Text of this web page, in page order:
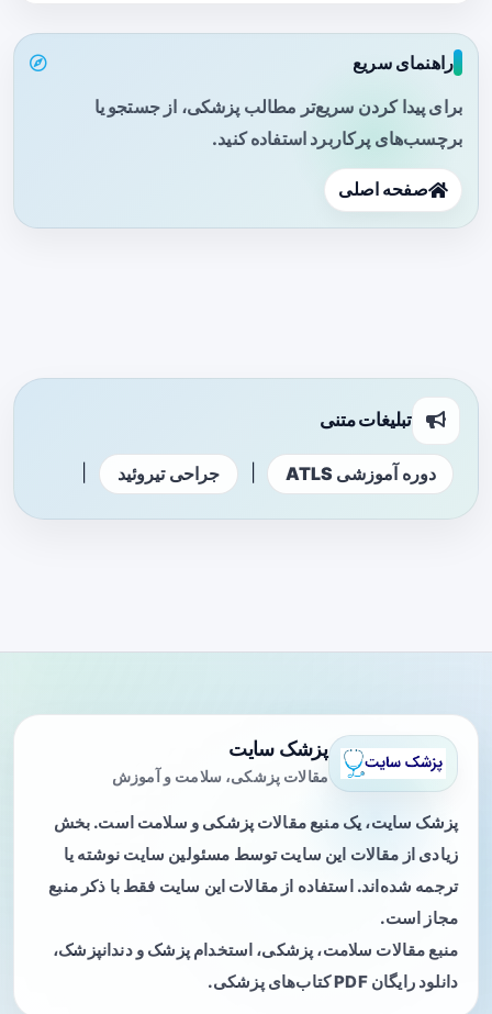
راهنمای سریع
برای پیدا کردن سریع‌تر مطالب پزشکی، از جستجو یا
برچسب‌های پرکاربرد استفاده کنید.
صفحه اصلی
تبلیغات متنی
دوره آموزشی ATLS جراحی تیروئید
پزشک سایت
مقالات پزشکی، سلامت و آموزش
پزشک سایت، یک منبع مقالات پزشکی و سلامت است. بخش
زیادی از مقالات این سایت توسط مسئولین سایت نوشته یا
ترجمه شده‌اند. استفاده از مقالات این سایت فقط با ذکر منبع
مجاز است.
منبع مقالات سلامت، پزشکی، استخدام پزشک و دندانپزشک،
دانلود رایگان PDF کتاب‌های پزشکی.